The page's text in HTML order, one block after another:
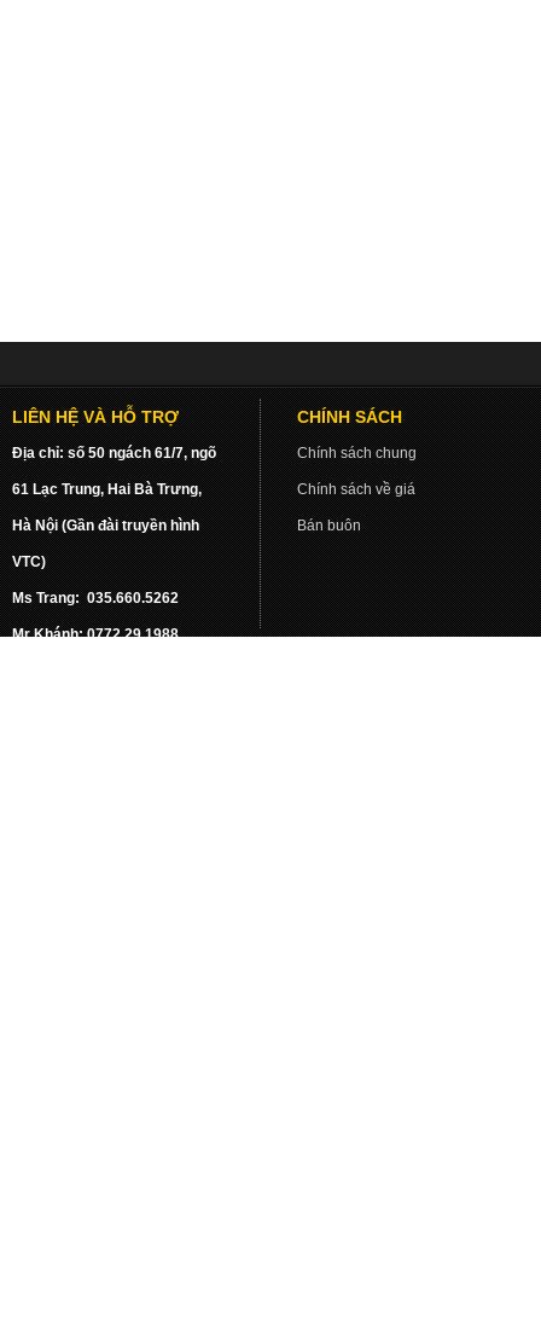
LIÊN HỆ VÀ HỖ TRỢ
Địa chỉ: số 50 ngách 61/7, ngõ
61 Lạc Trung, Hai Bà Trưng,
Hà Nội (Gần đài truyền hình
VTC)
Ms Trang: 035.660.5262
Mr Khánh: 0772.29.1988
CHÍNH SÁCH
Chính sách chung
Chính sách về giá
Bán buôn